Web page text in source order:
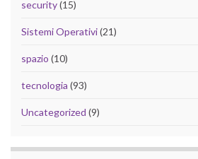
security(15)
Sistemi Operativi(21)
spazio (10)
tecnologia (93)
Uncategorized (9)